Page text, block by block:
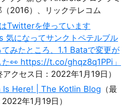
2016）、リックテレコム
Twitterを使っています
気になってサンクトペテルブル
みたところ、1.1 Bataで変更が
た👀 https://t.co/ghqz8q1PPi」
アクセス日：2022年1月19日）
Is Here! | The Kotlin Blog （最
年1月19日）